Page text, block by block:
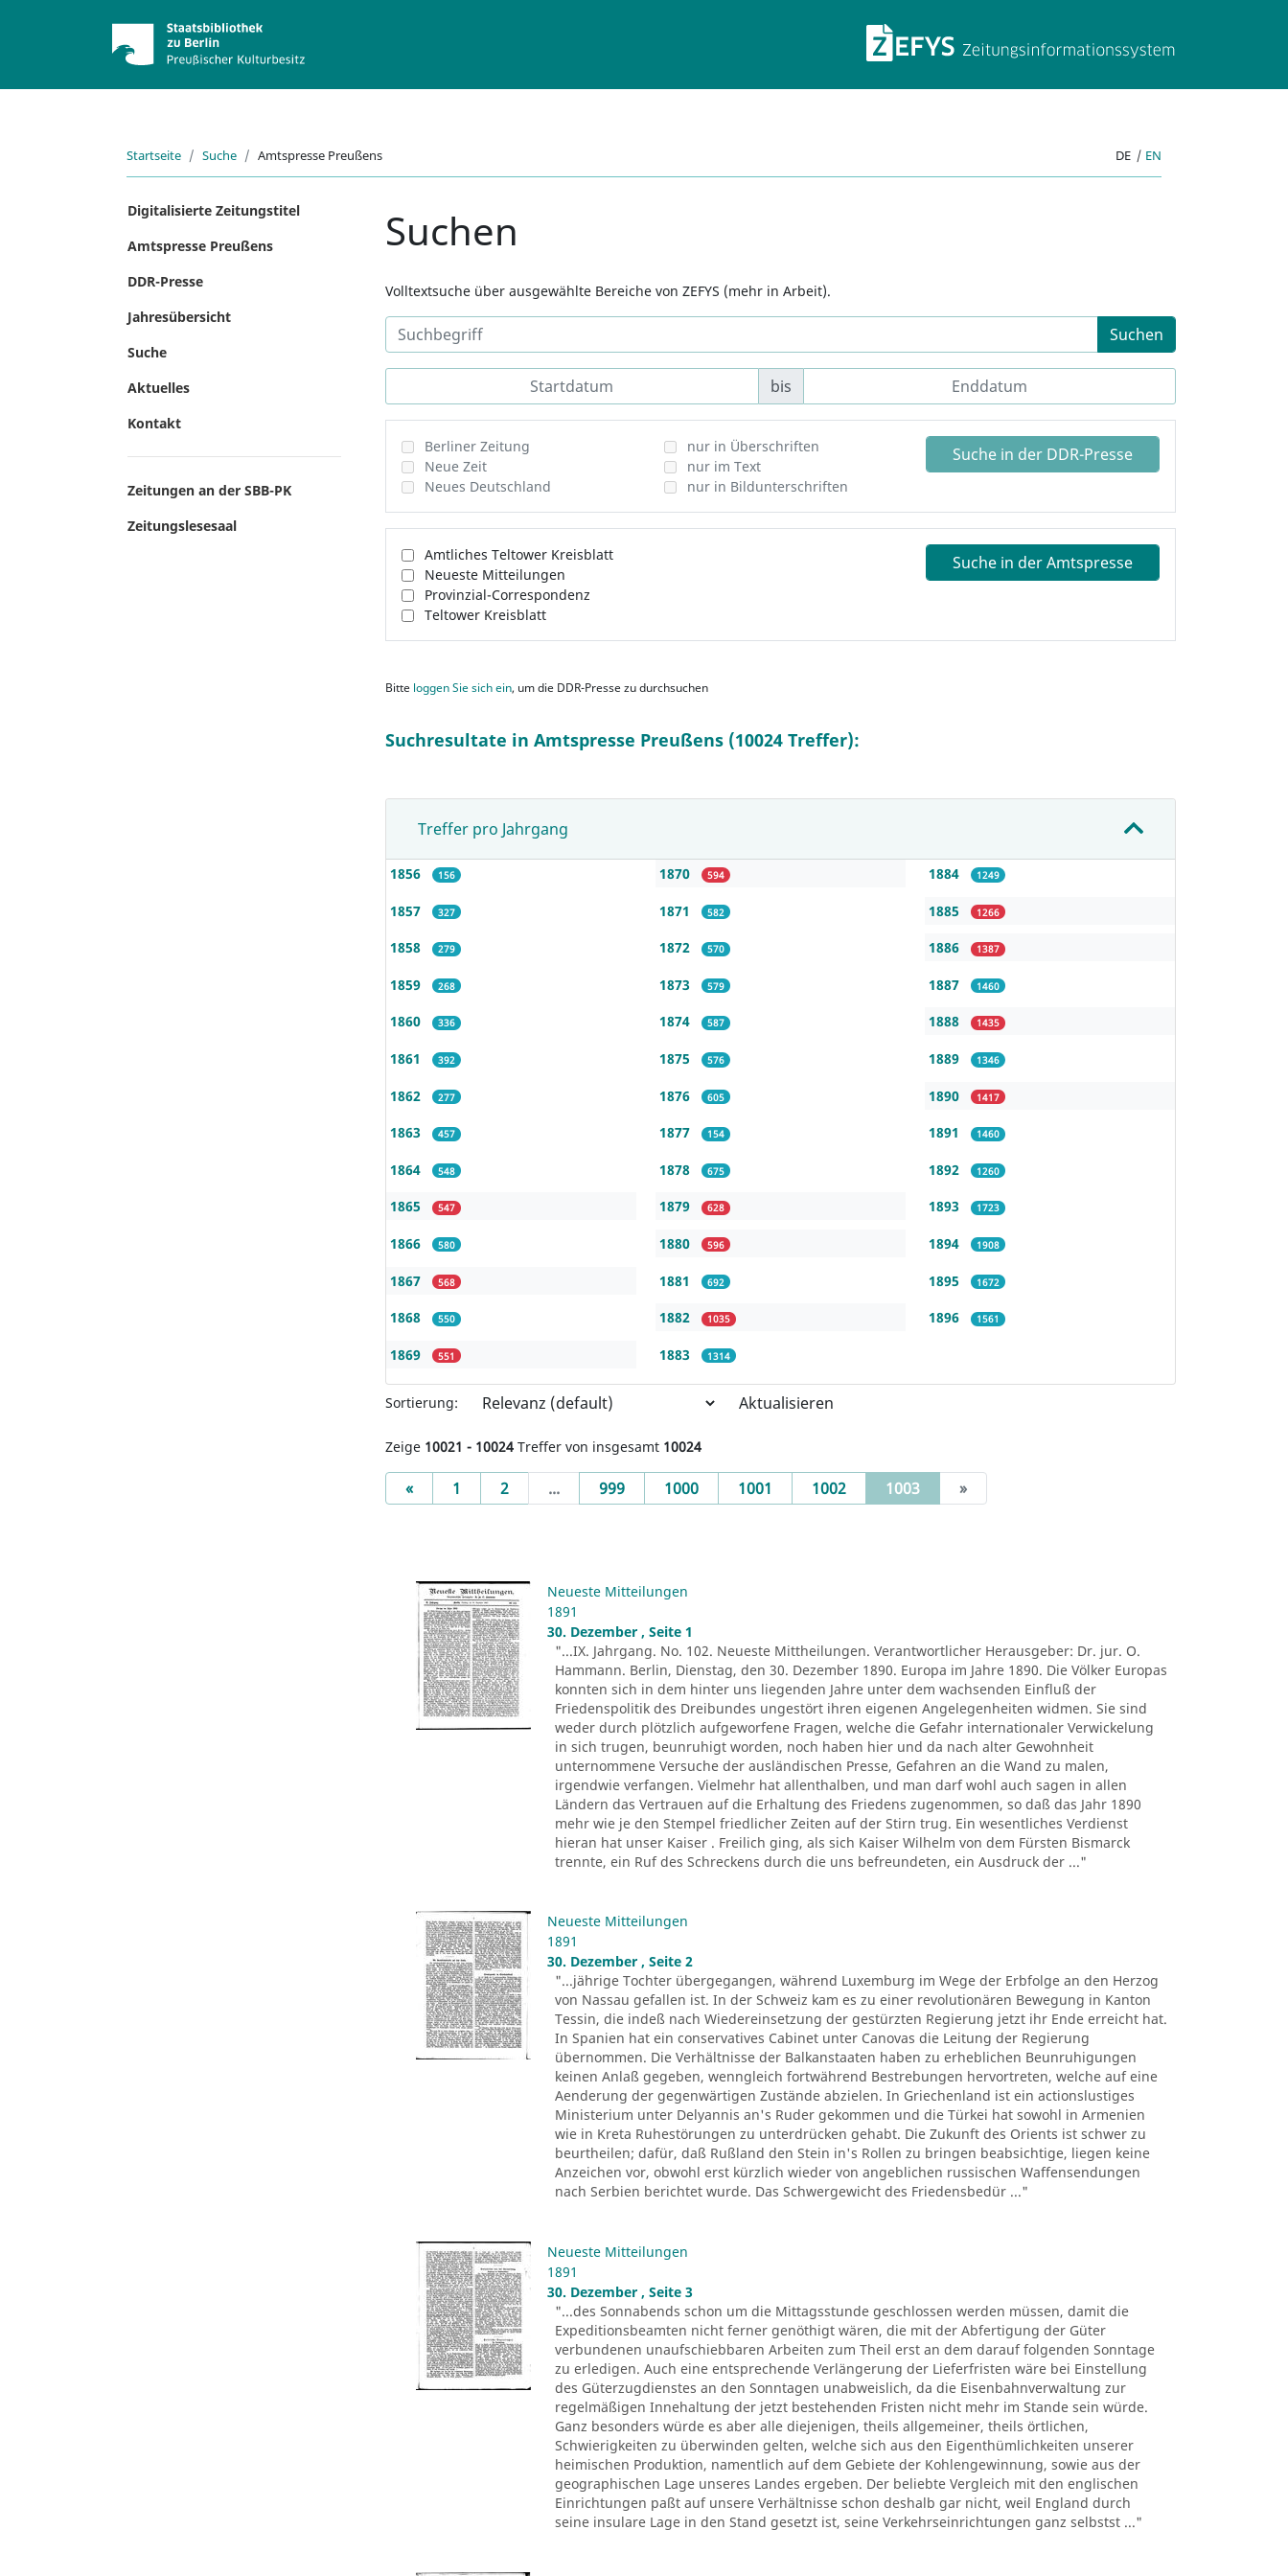
ZEFYS
Startseite Suche Amtspresse Preußens DE | EN
Digitalisierte Zeitungstitel
Amtspresse Preußens
DDR-Presse
Jahresübersicht
Suche
Aktuelles
Kontakt
Zeitungen an der SBB-PK
Zeitungslesesaal
Suchen
Volltextsuche über ausgewählte Bereiche von ZEFYS (mehr in Arbeit).
Suchen
bis
Berliner Zeitung
Neue Zeit
Neues Deutschland
nur in Überschriften
nur im Text
nur in Bildunterschriften
Suche in der DDR-Presse
Amtliches Teltower Kreisblatt
Neueste Mitteilungen
Provinzial-Correspondenz
Teltower Kreisblatt
Suche in der Amtspresse
Bitte loggen Sie sich ein, um die DDR-Presse zu durchsuchen
Suchresultate in Amtspresse Preußens (10024 Treffer):
Treffer pro Jahrgang
1856 156
1857 327
1858 279
1859 268
1860 336
1861 392
1862 277
1863 457
1864 548
1865 547
1866 580
1867 568
1868 550
1869 551
1870 594
1871 582
1872 570
1873 579
1874 587
1875 576
1876 605
1877 154
1878 675
1879 628
1880 596
1881 692
1882 1035
1883 1314
1884 1249
1885 1266
1886 1387
1887 1460
1888 1435
1889 1346
1890 1417
1891 1460
1892 1260
1893 1723
1894 1908
1895 1672
1896 1561
Sortierung: Aktualisieren
Zeige 10021 - 10024 Treffer von insgesamt 10024
«Previous
1 2 ... 999 1000 1001 1002 1003(current)
»
Neueste Mitteilungen
1891
30. Dezember , Seite 1
"...IX. Jahrgang. No. 102. Neueste Mittheilungen. Verantwortlicher Herausgeber: Dr. jur. O.
Hammann. Berlin, Dienstag, den 30. Dezember 1890. Europa im Jahre 1890. Die Völker Europas
konnten sich in dem hinter uns liegenden Jahre unter dem wachsenden Einfluß der
Friedenspolitik des Dreibundes ungestört ihren eigenen Angelegenheiten widmen. Sie sind
weder durch plötzlich aufgeworfene Fragen, welche die Gefahr internationaler Verwickelung
in sich trugen, beunruhigt worden, noch haben hier und da nach alter Gewohnheit
unternommene Versuche der ausländischen Presse, Gefahren an die Wand zu malen,
irgendwie verfangen. Vielmehr hat allenthalben, und man darf wohl auch sagen in allen
Ländern das Vertrauen auf die Erhaltung des Friedens zugenommen, so daß das Jahr 1890
mehr wie je den Stempel friedlicher Zeiten auf der Stirn trug. Ein wesentliches Verdienst
hieran hat unser Kaiser . Freilich ging, als sich Kaiser Wilhelm von dem Fürsten Bismarck
trennte, ein Ruf des Schreckens durch die uns befreundeten, ein Ausdruck der ..."
Neueste Mitteilungen
1891
30. Dezember , Seite 2
"...jährige Tochter übergegangen, während Luxemburg im Wege der Erbfolge an den Herzog
von Nassau gefallen ist. In der Schweiz kam es zu einer revolutionären Bewegung in Kanton
Tessin, die indeß nach Wiedereinsetzung der gestürzten Regierung jetzt ihr Ende erreicht hat.
In Spanien hat ein conservatives Cabinet unter Canovas die Leitung der Regierung
übernommen. Die Verhältnisse der Balkanstaaten haben zu erheblichen Beunruhigungen
keinen Anlaß gegeben, wenngleich fortwährend Bestrebungen hervortreten, welche auf eine
Aenderung der gegenwärtigen Zustände abzielen. In Griechenland ist ein actionslustiges
Ministerium unter Delyannis an's Ruder gekommen und die Türkei hat sowohl in Armenien
wie in Kreta Ruhestörungen zu unterdrücken gehabt. Die Zukunft des Orients ist schwer zu
beurtheilen; dafür, daß Rußland den Stein in's Rollen zu bringen beabsichtige, liegen keine
Anzeichen vor, obwohl erst kürzlich wieder von angeblichen russischen Waffensendungen
nach Serbien berichtet wurde. Das Schwergewicht des Friedensbedür ..."
Neueste Mitteilungen
1891
30. Dezember , Seite 3
"...des Sonnabends schon um die Mittagsstunde geschlossen werden müssen, damit die
Expeditionsbeamten nicht ferner genöthigt wären, die mit der Abfertigung der Güter
verbundenen unaufschiebbaren Arbeiten zum Theil erst an dem darauf folgenden Sonntage
zu erledigen. Auch eine entsprechende Verlängerung der Lieferfristen wäre bei Einstellung
des Güterzugdienstes an den Sonntagen unabweislich, da die Eisenbahnverwaltung zur
regelmäßigen Innehaltung der jetzt bestehenden Fristen nicht mehr im Stande sein würde.
Ganz besonders würde es aber alle diejenigen, theils allgemeiner, theils örtlichen,
Schwierigkeiten zu überwinden gelten, welche sich aus den Eigenthümlichkeiten unserer
heimischen Produktion, namentlich auf dem Gebiete der Kohlengewinnung, sowie aus der
geographischen Lage unseres Landes ergeben. Der beliebte Vergleich mit den englischen
Einrichtungen paßt auf unsere Verhältnisse schon deshalb gar nicht, weil England durch
seine insulare Lage in den Stand gesetzt ist, seine Verkehrseinrichtungen ganz selbstst ..."